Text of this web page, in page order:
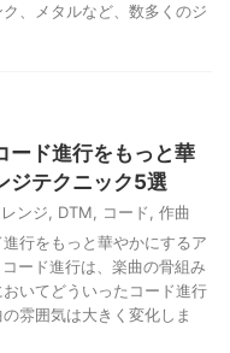
、メタルなど、数多くのジ
ード進行をもっと華
ジテクニック5選
ンジ DTM コード
作曲
進行をもっと華やかにするア
ード進行は、楽曲の骨組み
いてどういったコード進行
雰囲気は大きく変化しま